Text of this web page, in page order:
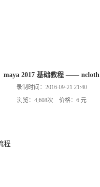
maya 2017 基础教程 —— ncloth
录制时间：2016-09-21 21:40
浏览：4,608次 价格：6 元